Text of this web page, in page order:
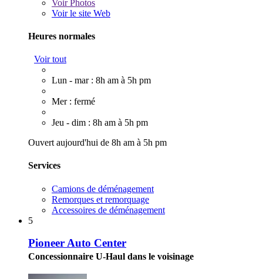
VoirPhotos
Voir le site Web
Heures normales
Voir tout
Lun - mar : 8h am à 5h pm
Mer : fermé
Jeu - dim : 8h am à 5h pm
Ouvert aujourd'hui de 8h am à 5h pm
Services
Camions de déménagement
Remorques et remorquage
Accessoires de déménagement
5
Pioneer Auto Center
Concessionnaire U-Haul dans le voisinage